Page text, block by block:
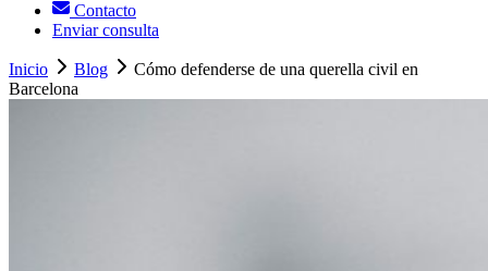
Contacto
Enviar consulta
Inicio Blog
Cómo defenderse de una querella civil en
Barcelona